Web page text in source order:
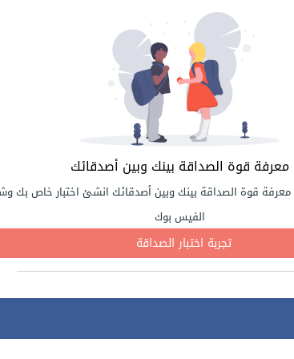
معرفة قوة الصداقة بينك وبين أصدقائك
قوة الصداقة بينك وبين أصدقائك انشئ اختبار خاص بك
الفيس بوك
تجربة اختبار الصداقة